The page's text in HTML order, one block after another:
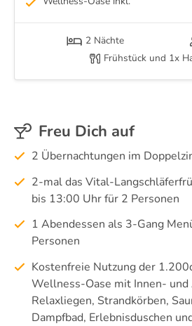
2 Nächte
Frühstück und 1x
Freu Dich auf
2 Übernachtungen im
2-mal das Vital-
bis 13:00 Uhr für 2 Personen
1 Abendessen als 3-Gang
Personen
Kostenfreie Nutzung der
Wellness-Oase mit Innen- und
Relaxliegen, Strandkörben,
Dampfbad, Erlebnisduschen